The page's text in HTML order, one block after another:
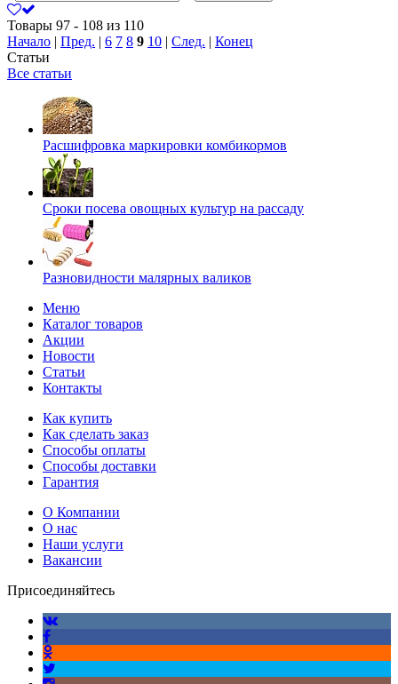
Товары 97 - 108 из 110
Начало | Пред. | 6 7 8 9 10 | След. | Конец
Статьи
Все статьи
Расшифровка маркировки комбикормов
Сроки посева овощных культур на рассаду
Разновидности малярных валиков
Меню
Каталог товаров
Акции
Новости
Статьи
Контакты
Как купить
Как сделать заказ
Способы оплаты
Способы доставки
Гарантия
О Компании
О нас
Наши услуги
Вакансии
Присоединяйтесь